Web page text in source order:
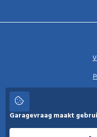
Garagevraag maakt